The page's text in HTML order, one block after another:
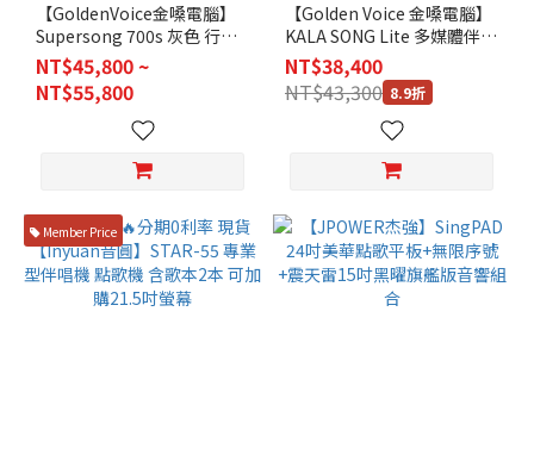
【GoldenVoice金嗓電腦】
Supersong 700s 灰色 行動
式伴唱機 台灣代理公司
NT$45,800 ~
NT$55,800
【Golden Voice 金嗓電腦】
KALA SONG Lite 多媒體伴唱
機-夜藍輕享版
NT$38,400
NT$43,300 8.9折
Member Price